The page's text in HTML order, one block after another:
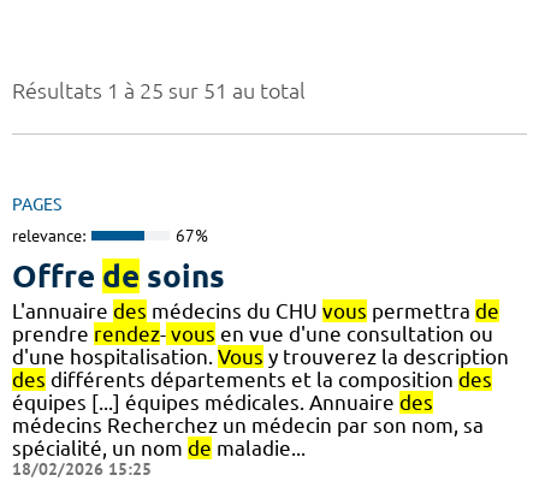
Résultats 1 à 25 sur 51 au total
PAGES
relevance: 67%
Offre de soins
L'annuaire des médecins du CHU vous permettra de
prendre rendez- vous en vue d'une consultation ou
d'une hospitalisation. Vous y trouverez la description
des différents départements et la composition des
équipes [...] équipes médicales. Annuaire des
médecins Recherchez un médecin par son nom, sa
spécialité, un nom de maladie...
18/02/2026 15:25